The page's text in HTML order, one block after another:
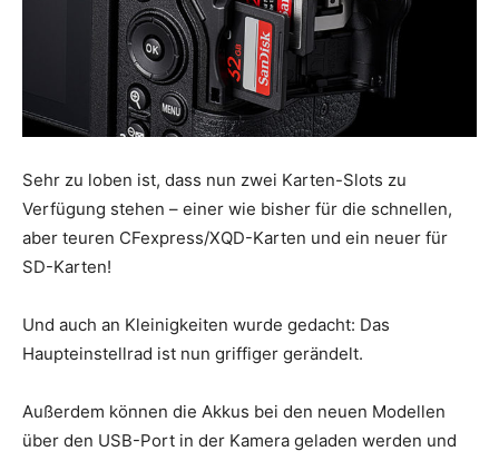
Sehr zu loben ist, dass nun zwei Karten-Slots zu
Verfügung stehen – einer wie bisher für die schnellen,
aber teuren CFexpress/XQD-Karten und ein neuer für
SD-Karten!
Und auch an Kleinigkeiten wurde gedacht: Das
Haupteinstellrad ist nun griffiger gerändelt.
Außerdem können die Akkus bei den neuen Modellen
über den USB-Port in der Kamera geladen werden und